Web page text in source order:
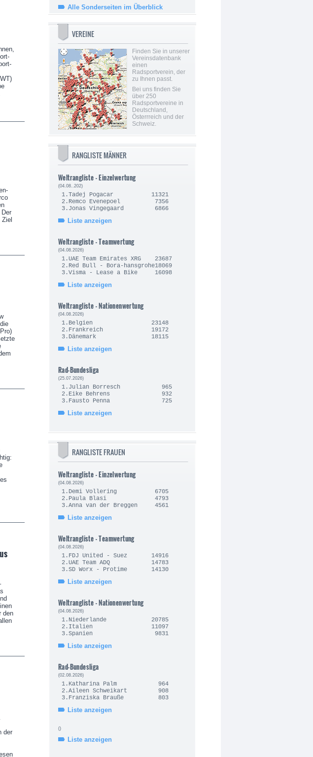
den
der
Alle Sonderseiten im Überblick
VEREINE
Finden Sie in unserer
Vereinsdatenbank
einen
Radsportverein, der
zu Ihnen passt.
Bei uns finden Sie
über 250
Radsportvereine in
Deutschland,
Österrreich und der
Schweiz.
RANGLISTE MÄNNER
Weltrangliste - Einzelwertung
(04.08..202)
1.Tadej Pogacar 11321
2.Remco Evenepoel 7356
3.Jonas Vingegaard 6866
Liste anzeigen
Weltrangliste - Teamwertung
(04.08.2026)
1.UAE Team Emirates XRG 23687
2.Red Bull - Bora-hansgrohe18069
3.Visma - Lease a Bike 16098
Liste anzeigen
Weltrangliste - Nationenwertung
(04.08.2026)
1.Belgien 23148
2.Frankreich 19172
3.Dänemark 18115
Liste anzeigen
Rad-Bundesliga
(25.07.2026)
1.Julian Borresch 965
2.Eike Behrens 932
3.Fausto Penna 725
Liste anzeigen
RANGLISTE FRAUEN
Weltrangliste - Einzelwertung
(04.08.2026)
1.Demi Vollering 6705
2.Paula Blasi 4793
3.Anna van der Breggen 4561
Liste anzeigen
Weltrangliste - Teamwertung
(04.08.2026)
1.FDJ United - Suez 14916
2.UAE Team ADQ 14783
3.SD Worx - Protime 14130
Liste anzeigen
Weltrangliste - Nationenwertung
(04.08.2026)
1.Niederlande 20785
2.Italien 11097
3.Spanien 9831
Liste anzeigen
Rad-Bundesliga
(02.08.2026)
1.Katharina Palm 964
2.Aileen Schweikart 908
3.Franziska Brauße 803
Liste anzeigen
()
Liste anzeigen